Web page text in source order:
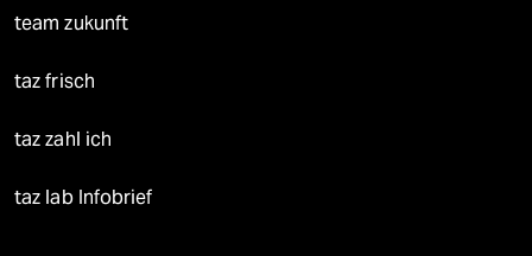
team zukunft
taz frisch
taz zahl ich
taz lab Infobrief